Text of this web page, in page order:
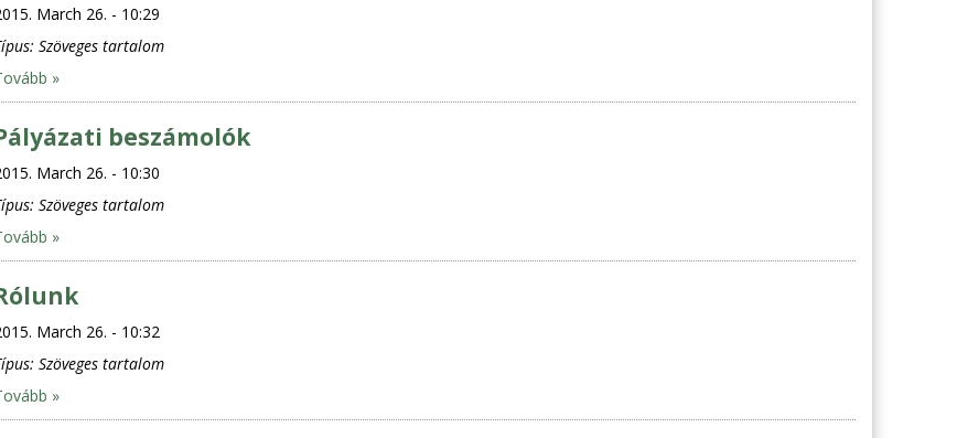
March 26. - 10:29
Szöveges tartalom
»
beszámolók
March 26. - 10:30
Szöveges tartalom
»
March 26. - 10:32
Szöveges tartalom
»